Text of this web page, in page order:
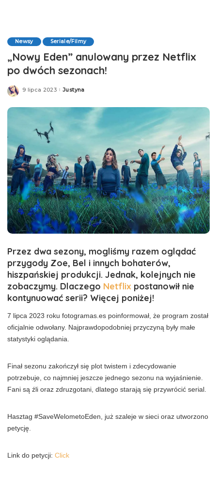
Newsy Seriale/Filmy
„Nowy Eden” anulowany przez Netflix
po dwóch sezonach!
9 lipca 2023Posted
Justyna
Przez dwa sezony, mogliśmy razem oglądać
przygody Zoe, Bel i innych bohaterów,
hiszpańskiej produkcji. Jednak, kolejnych nie
zobaczymy. Dlaczego Netflix postanowił nie
kontynuować serii? Więcej poniżej!
7 lipca 2023 roku fotogramas.es poinformował, że program został
oficjalnie odwołany. Najprawdopodobniej przyczyną były małe
statystyki oglądania.
Finał sezonu zakończył się plot twistem i zdecydowanie
potrzebuje, co najmniej jeszcze jednego sezonu na wyjaśnienie.
Fani są źli oraz zdruzgotani, dlatego starają się przywrócić serial.
Hasztag #SaveWelometoEden, już szaleje w sieci oraz utworzono
petycję.
Link do petycji: Click